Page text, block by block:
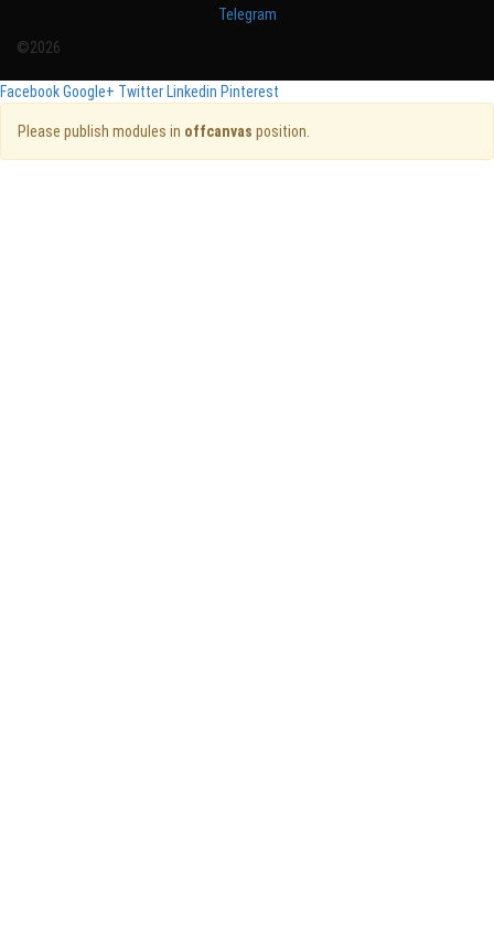
Telegram
©2026
FacebookGoogle+ Twitter Linkedin Pinterest
Please publish modules in offcanvas position.